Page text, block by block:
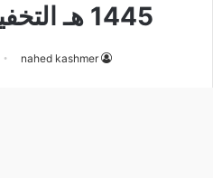
1445 هـ التخفيضات الكبرى
nahed kashmer